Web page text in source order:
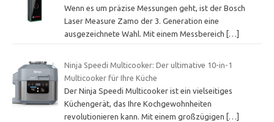
Wenn es um präzise Messungen geht, ist der Bosch
Laser Measure Zamo der 3. Generation eine
ausgezeichnete Wahl. Mit einem Messbereich
[…]
Ninja Speedi Multicooker: Der ultimative 10-in-1
Multicooker für Ihre Küche
Der Ninja Speedi Multicooker ist ein vielseitiges
Küchengerät, das Ihre Kochgewohnheiten
revolutionieren kann. Mit einem großzügigen
[…]